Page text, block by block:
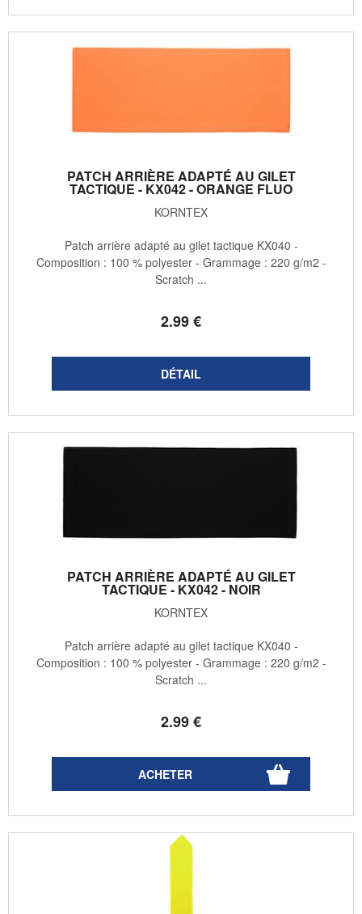
PATCH ARRIÈRE ADAPTÉ AU GILET
TACTIQUE - KX042 - ORANGE FLUO
KORNTEX
2.99€
Patch arrière adapté au gilet tactique KX040 -
Composition : 100 % polyester - Grammage : 220 g/m2 -
Scratch ...
PATCH ARRIÈRE ADAPTÉ AU GILET
TACTIQUE - KX042 - NOIR
KORNTEX
2.99€
Patch arrière adapté au gilet tactique KX040 -
Composition : 100 % polyester - Grammage : 220 g/m2 -
Scratch ...